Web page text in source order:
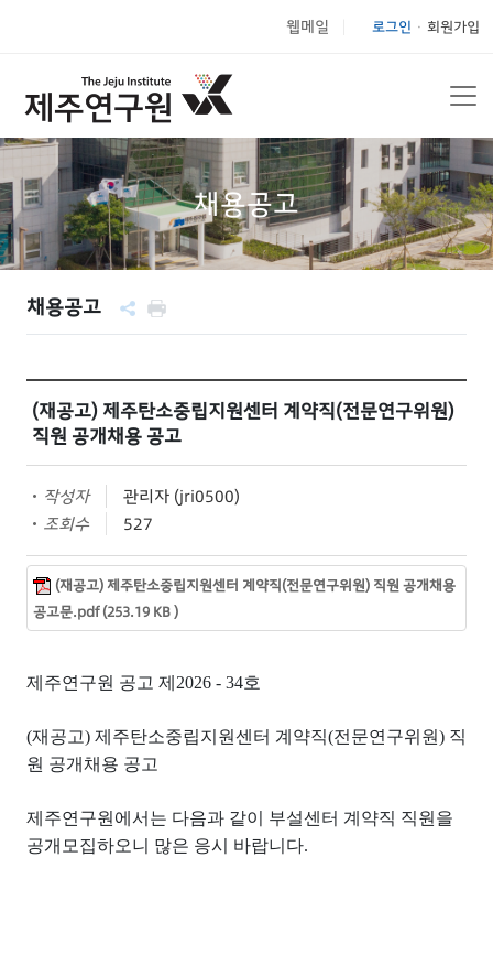
웹메일 로그인 회원가입
채용공고
채용공고
(재공고) 제주탄소중립지원센터 계약직(전문연구위원)
직원 공개채용 공고
작성자
관리자 (jri0500)
조회수
527
(재공고) 제주탄소중립지원센터 계약직(전문연구위원) 직원 공개채용
공고문.pdf (253.19 KB )
제주연구원 공고 제 2026 - 34호
(재공고) 제주탄소중립지원센터 계약직(전문연구위원) 직
원 공개채용 공고
제주연구원에서는 다음과 같이 부설센터 계약직 직원을
공개모집하오니 많은 응시 바랍니다.